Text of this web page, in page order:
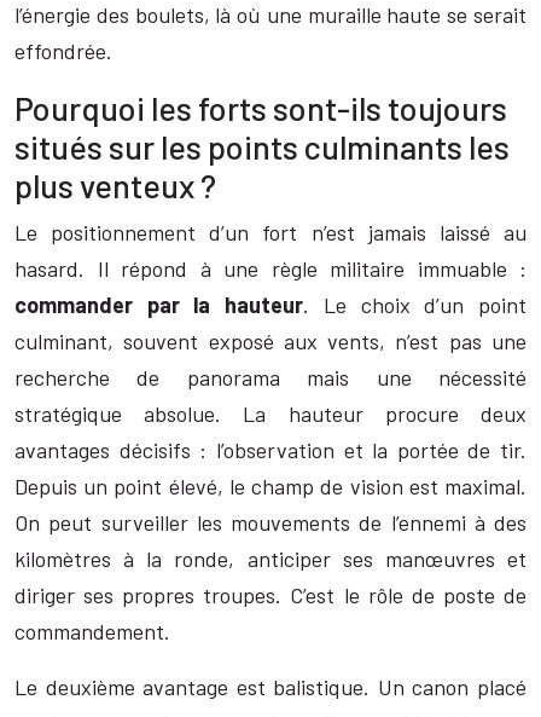
l’énergie des boulets, là où une muraille haute se serait
effondrée.
Pourquoi les forts sont-ils toujours
situés sur les points culminants les
plus venteux ?
Le positionnement d’un fort n’est jamais laissé au
hasard. Il répond à une règle militaire immuable :
commander par la hauteur. Le choix d’un point
culminant, souvent exposé aux vents, n’est pas une
recherche de panorama mais une nécessité
stratégique absolue. La hauteur procure deux
avantages décisifs : l’observation et la portée de tir.
Depuis un point élevé, le champ de vision est maximal.
On peut surveiller les mouvements de l’ennemi à des
kilomètres à la ronde, anticiper ses manœuvres et
diriger ses propres troupes. C’est le rôle de poste de
commandement.
Le deuxième avantage est balistique. Un canon placé